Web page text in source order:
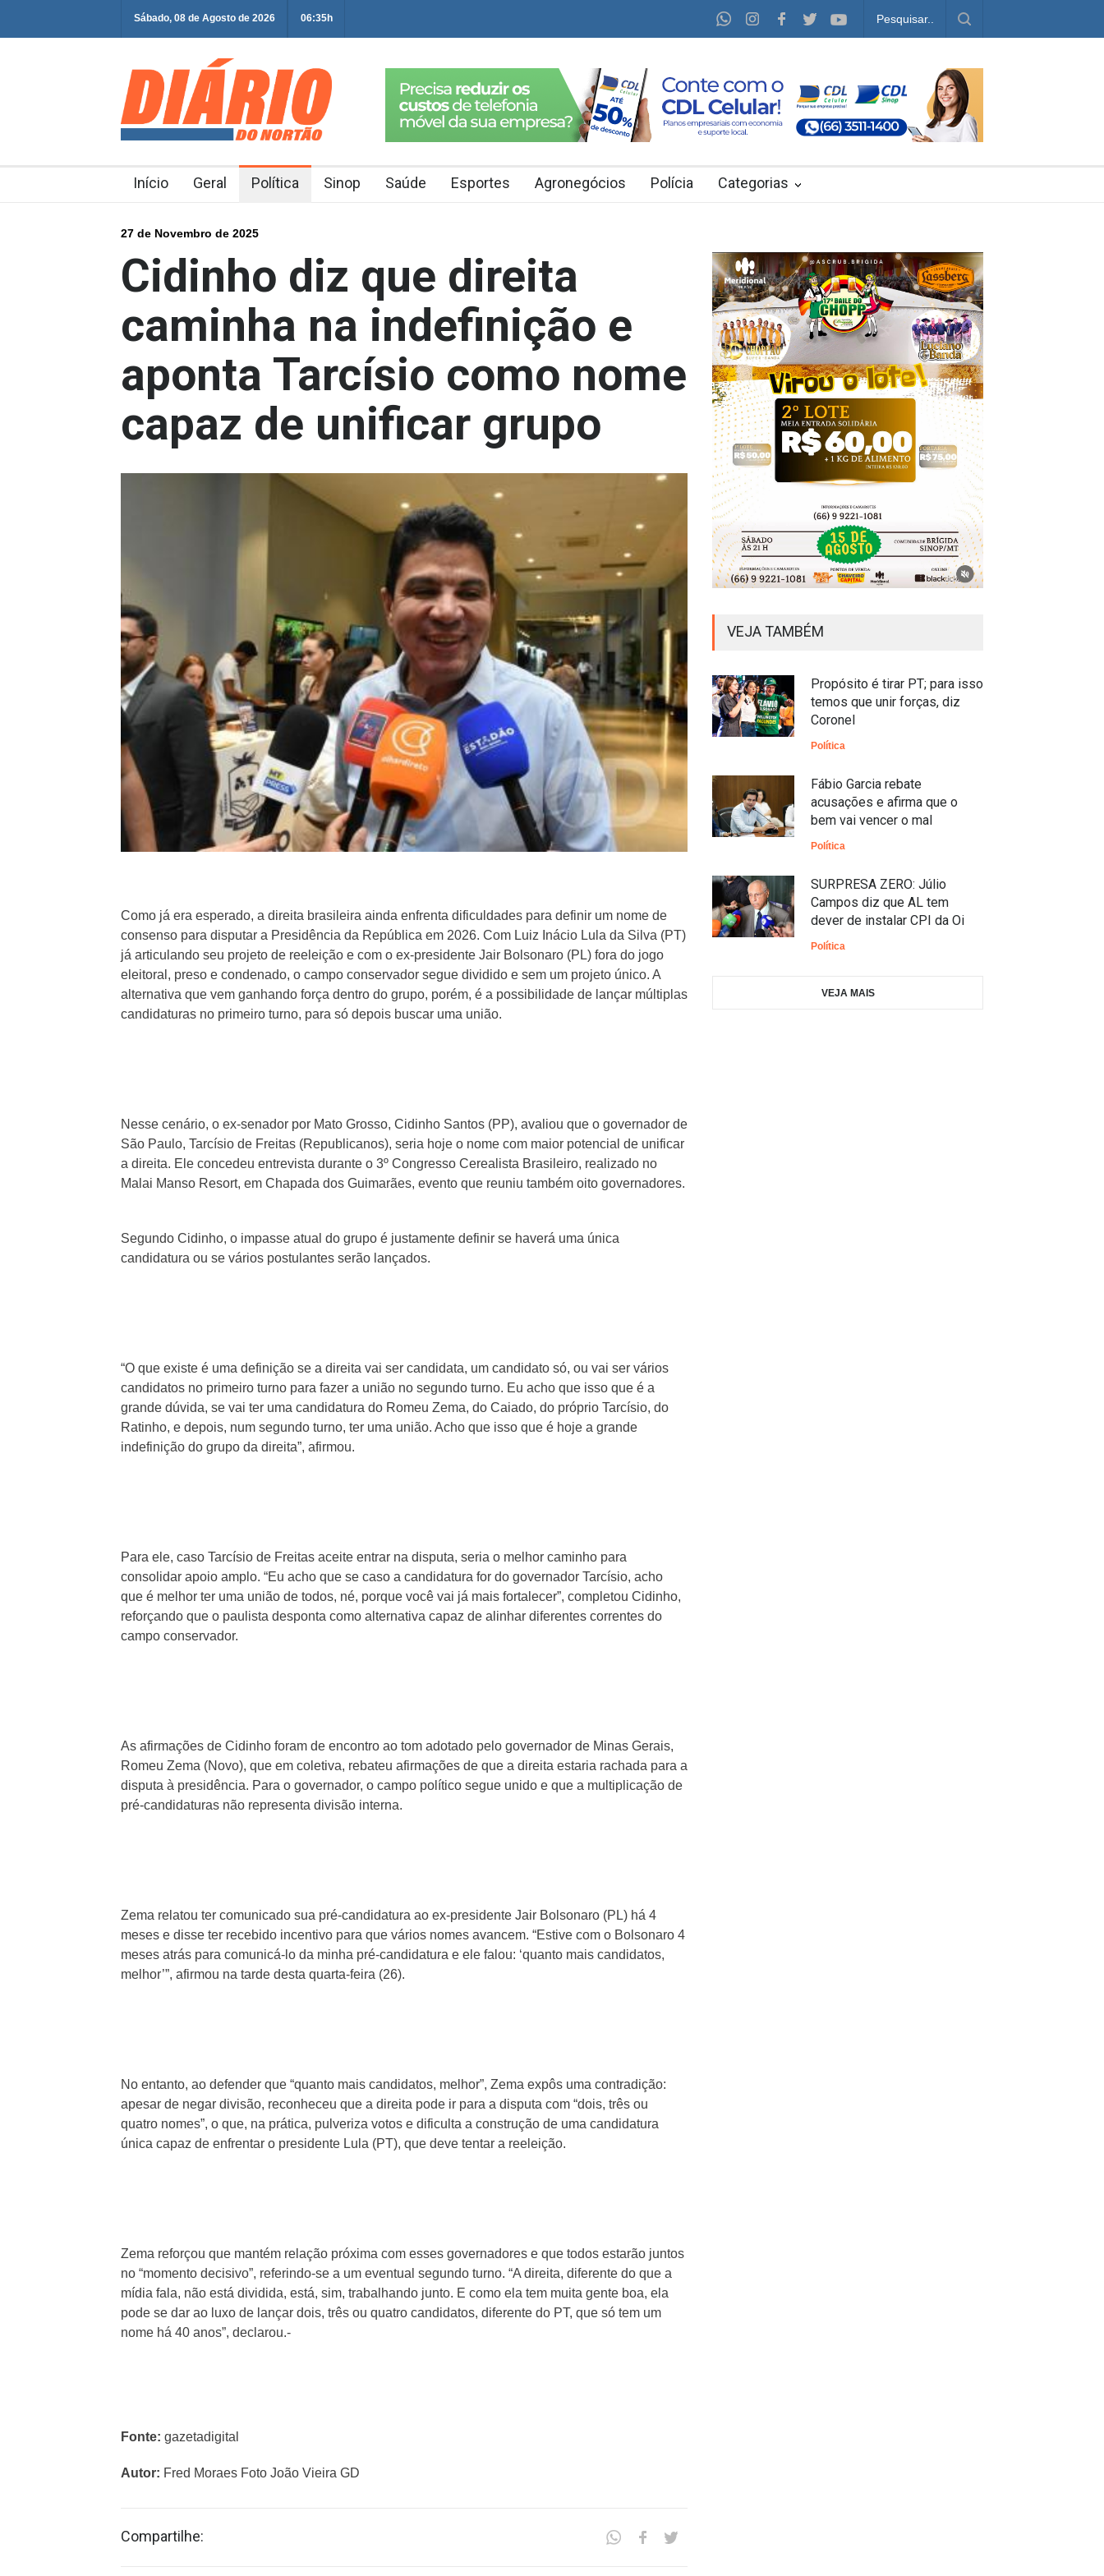
Sábado, 08 de Agosto de 2026 06:35h
Início Geral Política Sinop Saúde Esportes Agronegócios Polícia Categorias
27 de Novembro de 2025
Cidinho diz que direita
caminha na indefinição e
aponta Tarcísio como nome
capaz de unificar grupo
Como já era esperado, a direita brasileira ainda enfrenta dificuldades para definir um nome de
consenso para disputar a Presidência da República em 2026. Com Luiz Inácio Lula da Silva (PT)
já articulando seu projeto de reeleição e com o ex-presidente Jair Bolsonaro (PL) fora do jogo
eleitoral, preso e condenado, o campo conservador segue dividido e sem um projeto único. A
alternativa que vem ganhando força dentro do grupo, porém, é a possibilidade de lançar múltiplas
candidaturas no primeiro turno, para só depois buscar uma união.
Nesse cenário, o ex-senador por Mato Grosso, Cidinho Santos (PP), avaliou que o governador de
São Paulo, Tarcísio de Freitas (Republicanos), seria hoje o nome com maior potencial de unificar
a direita. Ele concedeu entrevista durante o 3º Congresso Cerealista Brasileiro, realizado no
Malai Manso Resort, em Chapada dos Guimarães, evento que reuniu também oito governadores.
Segundo Cidinho, o impasse atual do grupo é justamente definir se haverá uma única
candidatura ou se vários postulantes serão lançados.
“O que existe é uma definição se a direita vai ser candidata, um candidato só, ou vai ser vários
candidatos no primeiro turno para fazer a união no segundo turno. Eu acho que isso que é a
grande dúvida, se vai ter uma candidatura do Romeu Zema, do Caiado, do próprio Tarcísio, do
Ratinho, e depois, num segundo turno, ter uma união. Acho que isso que é hoje a grande
indefinição do grupo da direita”, afirmou.
Para ele, caso Tarcísio de Freitas aceite entrar na disputa, seria o melhor caminho para
consolidar apoio amplo. “Eu acho que se caso a candidatura for do governador Tarcísio, acho
que é melhor ter uma união de todos, né, porque você vai já mais fortalecer”, completou Cidinho,
reforçando que o paulista desponta como alternativa capaz de alinhar diferentes correntes do
campo conservador.
As afirmações de Cidinho foram de encontro ao tom adotado pelo governador de Minas Gerais,
Romeu Zema (Novo), que em coletiva, rebateu afirmações de que a direita estaria rachada para a
disputa à presidência. Para o governador, o campo político segue unido e que a multiplicação de
pré-candidaturas não representa divisão interna.
Zema relatou ter comunicado sua pré-candidatura ao ex-presidente Jair Bolsonaro (PL) há 4
meses e disse ter recebido incentivo para que vários nomes avancem. “Estive com o Bolsonaro 4
meses atrás para comunicá-lo da minha pré-candidatura e ele falou: ‘quanto mais candidatos,
melhor’”, afirmou na tarde desta quarta-feira (26).
No entanto, ao defender que “quanto mais candidatos, melhor”, Zema expôs uma contradição:
apesar de negar divisão, reconheceu que a direita pode ir para a disputa com “dois, três ou
quatro nomes”, o que, na prática, pulveriza votos e dificulta a construção de uma candidatura
única capaz de enfrentar o presidente Lula (PT), que deve tentar a reeleição.
Zema reforçou que mantém relação próxima com esses governadores e que todos estarão juntos
no “momento decisivo”, referindo-se a um eventual segundo turno. “A direita, diferente do que a
mídia fala, não está dividida, está, sim, trabalhando junto. E como ela tem muita gente boa, ela
pode se dar ao luxo de lançar dois, três ou quatro candidatos, diferente do PT, que só tem um
nome há 40 anos”, declarou.-
Fonte: gazetadigital
Autor: Fred Moraes Foto João Vieira GD
Compartilhe:
VEJA TAMBÉM
Propósito é tirar PT; para isso
temos que unir forças, diz
Coronel
Política
Fábio Garcia rebate
acusações e afirma que o
bem vai vencer o mal
Política
SURPRESA ZERO: Júlio
Campos diz que AL tem
dever de instalar CPI da Oi
Política
VEJA MAIS